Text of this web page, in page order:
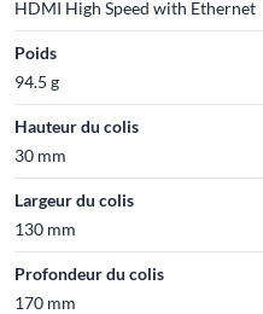
HDMI High Speed with Ethernet
Poids
94.5 g
Hauteur du colis
30 mm
Largeur du colis
130 mm
Profondeur du colis
170 mm